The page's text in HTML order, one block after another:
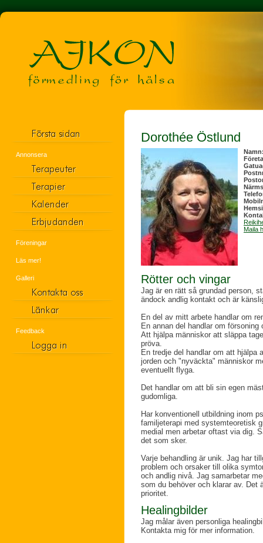
Annonsera
Föreningar
Läs mer!
Galleri
Feedback
Dorothée Östlund
Maila
Rötter och vingar
Jag är en rätt så grundad person,
ändock andlig kontakt och är
En del av mitt arbete handlar om
En annan del handlar om
Att hjälpa människor att släppa
pröva.
En tredje del handlar om att hjälpa
jorden och "nyväckta" människor
eventuellt flyga.
Det handlar om att bli sin egen
gudomliga.
Har konventionell utbildning inom
familjeterapi med systemteoretisk
medial men arbetar oftast via dig.
det som sker.
Varje behandling är unik. Jag har
problem och orsaker till olika
och andlig nivå. Jag samarbetar
som du behöver och klarar av. Det
prioritet.
Healingbilder
Jag målar även personliga
Kontakta mig för mer information.